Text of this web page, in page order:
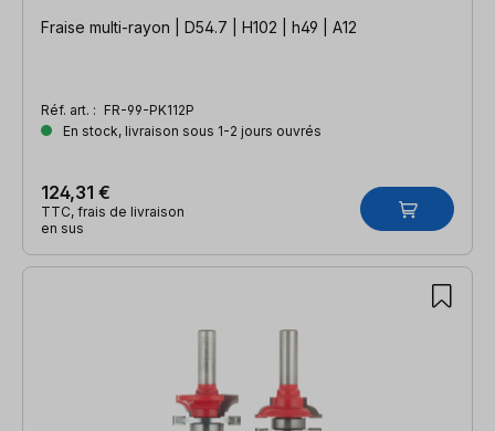
Fraise multi-rayon | D54.7 | H102 | h49 | A12
Réf. art. : FR-99-PK112P
En stock, livraison sous 1-2 jours ouvrés
124,31 €
TTC, frais de livraison
en sus